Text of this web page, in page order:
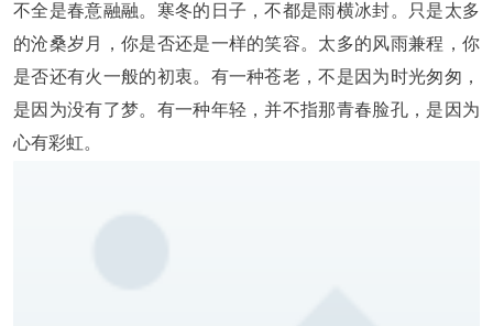
不全是春意融融。寒冬的日子，不都是雨横冰封。只是太多
的沧桑岁月，你是否还是一样的笑容。太多的风雨兼程，你
是否还有火一般的初衷。有一种苍老，不是因为时光匆匆，
是因为没有了梦。有一种年轻，并不指那青春脸孔，是因为
心有彩虹。